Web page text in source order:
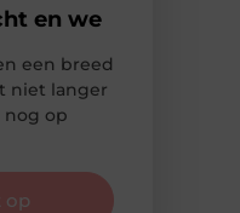
en we
een breed
niet langer
nog op
op